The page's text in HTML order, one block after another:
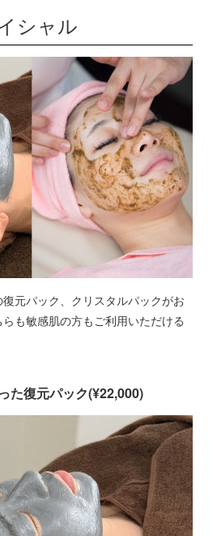
シャル
元パック、クリスタルパックがお
も敏感肌の方もご利用いただける
た復元パック(¥22,000)